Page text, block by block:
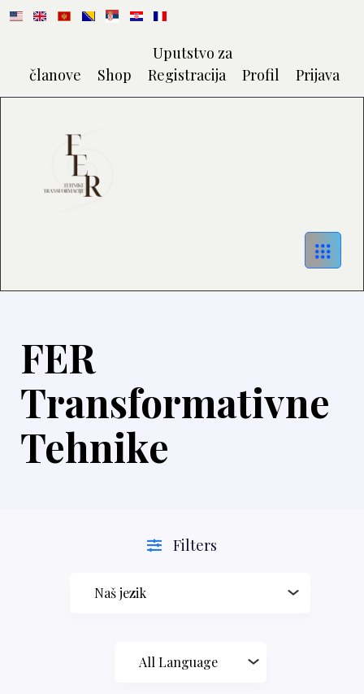
Uputstvo za
članove
Shop Registracija Profil Prijava
FER
Transformativne
Tehnike
Filters